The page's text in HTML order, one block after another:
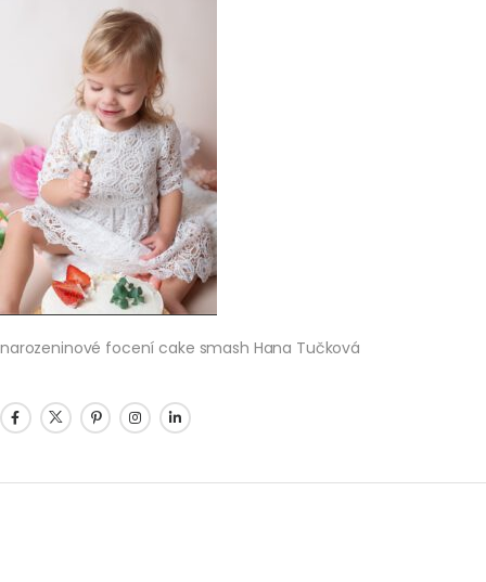
narozeninové focení cake smash Hana Tučková